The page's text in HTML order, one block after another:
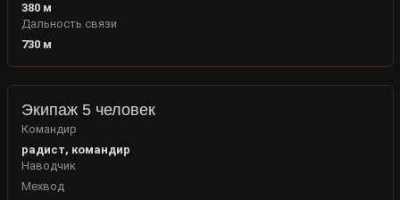
380м
Дальность связи
730м
Экипаж 5 человек
Командир
радист, командир
Наводчик
Мехвод